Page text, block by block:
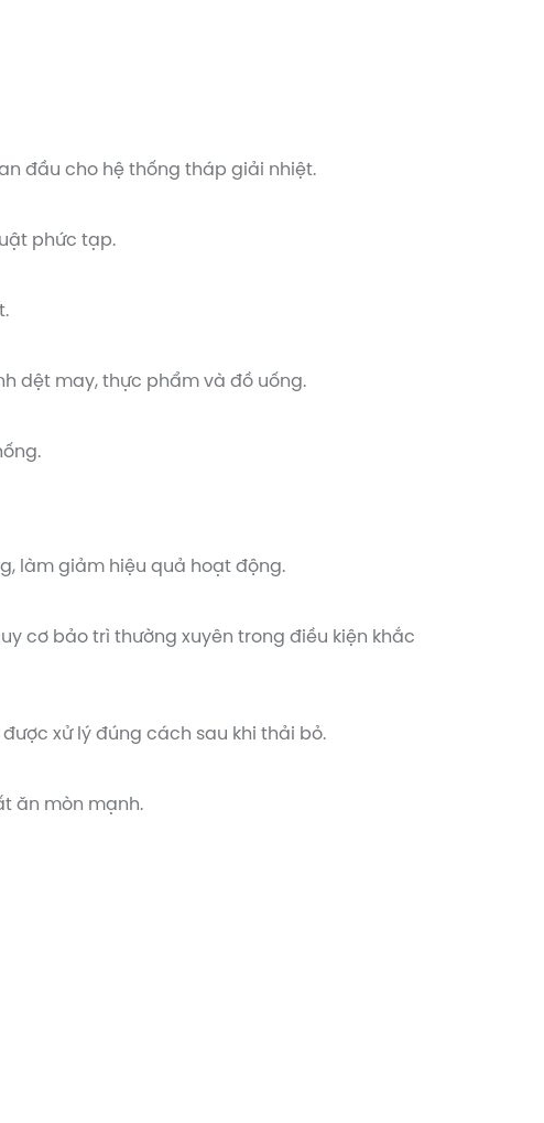
đầu cho hệ thống tháp giải nhiệt.
phức tạp.
dệt may, thực phẩm và đồ uống.
làm giảm hiệu quả hoạt động.
cơ bảo trì thường xuyên trong điều kiện khắc
xử lý đúng cách sau khi thải bỏ.
ăn mòn mạnh.